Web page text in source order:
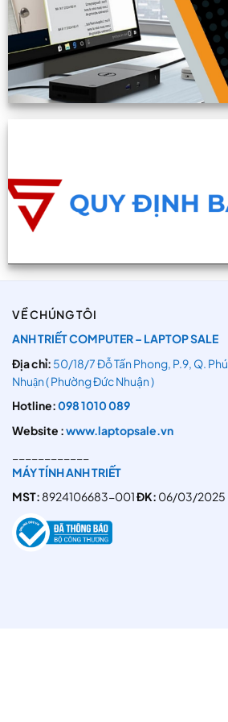
VỀ CHÚNG TÔI
ANH TRIẾT COMPUTER – LAPTOP SALE
Địa chỉ: 50/18/7 Đỗ Tấn Phong, P.9, Q. Phú
Nhuận ( Phường Đức Nhuận )
Hotline:098 1010 089
Website :www.laptopsale.vn
MÁY TÍNH ANH TRIẾT
MST: 8924106683-001ĐK: 06/03/2025